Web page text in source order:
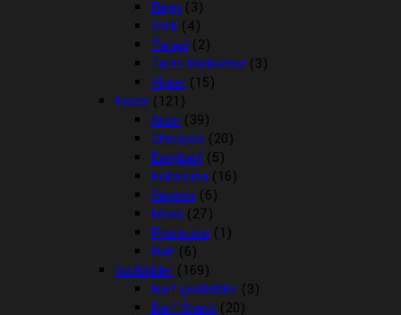
Regn (3)
Strik (4)
Terapi (2)
Tørre Dækkener (3)
Vinter (15)
Foder (121)
Arion (39)
Chicopee (20)
Easybarf (5)
Eukanuba (16)
Genesis (6)
Mush (27)
Pronature (1)
Rafi (6)
Godbidder (169)
Barf godbidder (3)
Barf Snack (20)